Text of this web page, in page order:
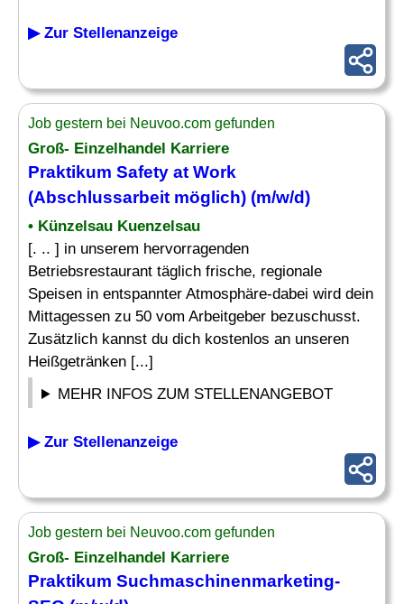
▶ Zur Stellenanzeige
Job gestern bei Neuvoo.com gefunden
Groß- Einzelhandel Karriere
Praktikum Safety at Work
(Abschlussarbeit möglich) (m/w/d)
• Künzelsau Kuenzelsau
[. .. ] in unserem hervorragenden
Betriebsrestaurant täglich frische, regionale
Speisen in entspannter Atmosphäre-dabei wird dein
Mittagessen zu 50 vom Arbeitgeber bezuschusst.
Zusätzlich kannst du dich kostenlos an unseren
Heißgetränken [...]
MEHR INFOS ZUM STELLENANGEBOT
▶ Zur Stellenanzeige
Job gestern bei Neuvoo.com gefunden
Groß- Einzelhandel Karriere
Praktikum Suchmaschinenmarketing-